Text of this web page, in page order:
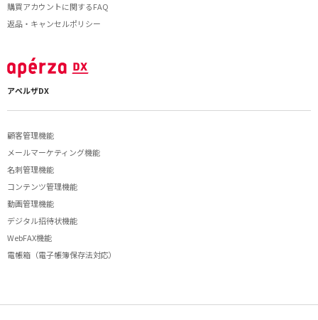
購買アカウントに関するFAQ
返品・キャンセルポリシー
アペルザDX
顧客管理機能
メールマーケティング機能
名刺管理機能
コンテンツ管理機能
動画管理機能
デジタル招待状機能
WebFAX機能
電帳箱（電子帳簿保存法対応）